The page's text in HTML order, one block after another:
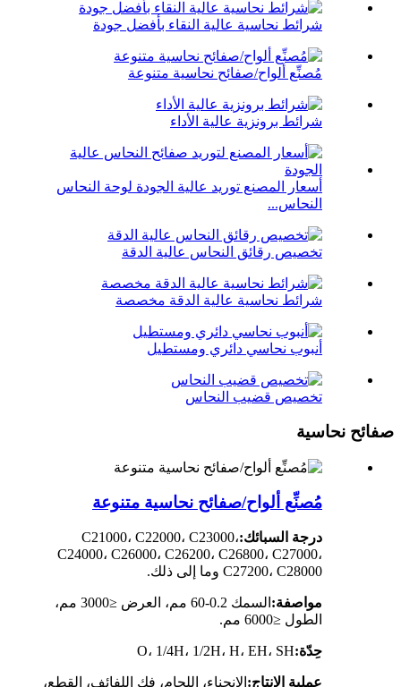
شرائط نحاسية عالية النقاء بأفضل جودة
مُصنِّع ألواح/صفائح نحاسية متنوعة
شرائط برونزية عالية الأداء
أسعار المصنع توريد عالية الجودة لوحة النحاس
النحاس...
تخصيص رقائق النحاس عالية الدقة
شرائط نحاسية عالية الدقة مخصصة
أنبوب نحاسي دائري ومستطيل
تخصيص قضيب النحاس
صفائح نحاسية
مُصنِّع ألواح/صفائح نحاسية متنوعة
درجة السبائك:C21000، C22000، C23000،
C24000، C26000، C26200، C26800، C27000،
C27200، C28000 وما إلى ذلك.
مواصفة:
السمك 0.2-60 مم، العرض ≤3000 مم،
الطول ≤6000 مم.
حِدّة:O، 1/4H، 1/2H، H، EH، SH
عملية الإنتاج: الانحناء، اللحام، فك اللفائف، القطع،